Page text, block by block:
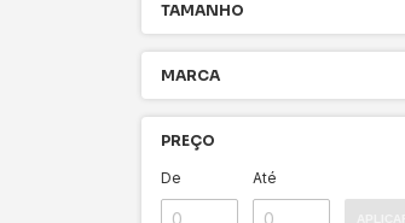
TAMANHO
MARCA
PREÇO
De Até